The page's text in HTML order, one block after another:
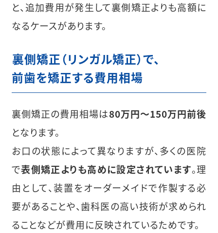
と、追加費用が発生して裏側矯正よりも高額に
なるケースがあります。
︎裏側矯正（リンガル矯正）で、
前歯を矯正する費用相場
裏側矯正の費用相場は80万円～150万円前後
となります。
お口の状態によって異なりますが、多くの医院
で表側矯正よりも高めに設定されています。理
由として、装置をオーダーメイドで作製する必
要があることや、歯科医の高い技術が求められ
ることなどが費用に反映されているためです。